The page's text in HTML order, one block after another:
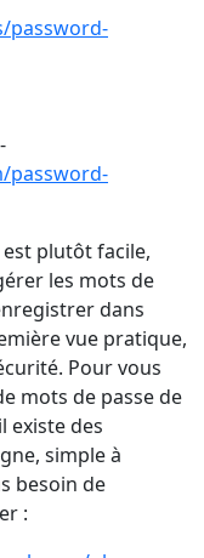
password-
password-
plutôt facile,
les mots de
dans
vue pratique,
Pour vous
mots de passe de
existe des
simple à
besoin de
: